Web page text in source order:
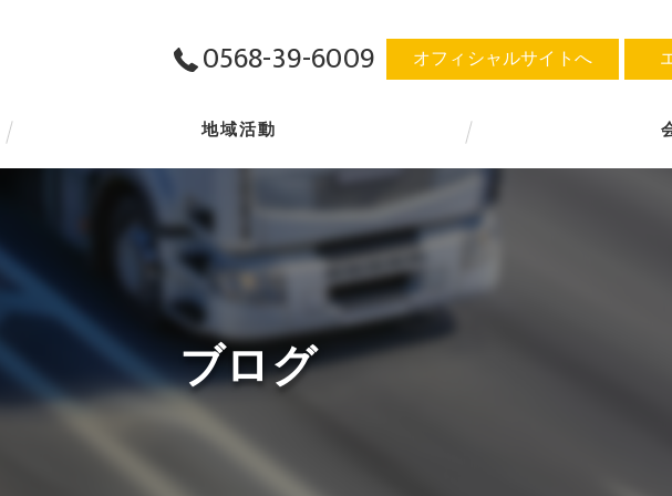
0568-39-6009 オフィシャルサイトへ
地域活動
ブログ